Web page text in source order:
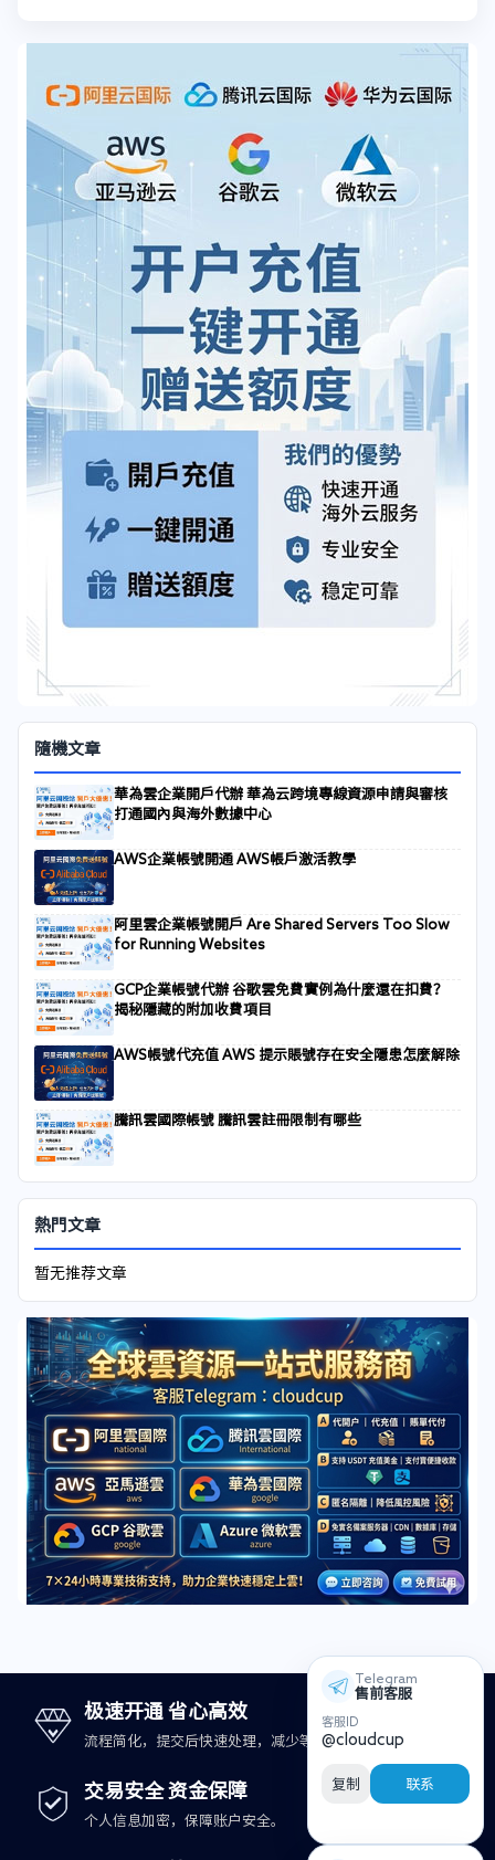
隨機文章
華為雲企業開戶代辦 華為云跨境專線資源申請與審核
打通國內與海外數據中心
AWS企業帳號開通 AWS帳戶激活教學
阿里雲企業帳號開戶 Are Shared Servers Too Slow
for Running Websites
GCP企業帳號代辦 谷歌雲免費實例為什麼還在扣費？
揭秘隱藏的附加收費項目
AWS帳號代充值 AWS 提示賬號存在安全隱患怎麼解除
騰訊雲國際帳號 騰訊雲註冊限制有哪些
熱門文章
暂无推荐文章
极速开通 省心高效
流程简化，提交后快速处理，减少等待时间。
交易安全 资金保障
个人信息加密，保障账户安全。
Telegram
售前客服
客服ID
@cloudcup
复制 联系